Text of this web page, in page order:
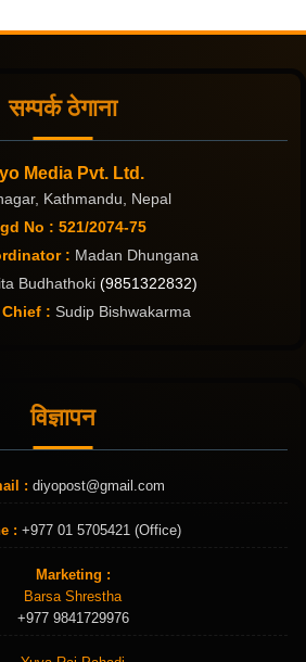
सम्पर्क ठेगाना
Media Pvt. Ltd.
Kathmandu, Nepal
No : 521/2074-75
: Madan Dhungana
Budhathoki (9851322832)
: Sudip Bishwakarma
विज्ञापन
: diyopost@gmail.com
: +977 01 5705421 (Office)
Marketing :
Barsa Shrestha
+977 9841729976